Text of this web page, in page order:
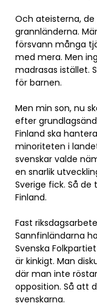
Och ateisterna,
grannländerna.
försvann många
med mera. Men
madrasas istället.
för barnen.
Men min son, nu
efter
Finland ska
minoriteten i
svenskar valde
en snarlik
Sverige fick. Så
Finland.
Fast
Sannfinländarna
Svenska
är kinkigt. Man
där man inte
opposition. Så att
svenskarna.